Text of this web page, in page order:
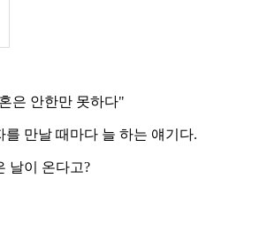
은 안한만 못하다"
를 만날 때마다 늘 하는 얘기다.
날이 온다고?